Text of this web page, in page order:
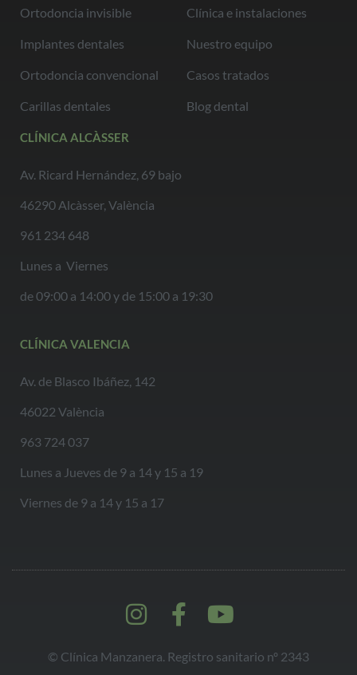
Ortodoncia invisible
Implantes dentales
Ortodoncia convencional
Carillas dentales
Clínica e instalaciones
Nuestro equipo
Casos tratados
Blog dental
CLÍNICA ALCÀSSER
Av. Ricard Hernández, 69 bajo
46290 Alcàsser, València
961 234 648
Lunes a Viernes
de 09:00 a 14:00 y de 15:00 a 19:30
CLÍNICA VALENCIA
Av. de Blasco Ibáñez, 142
46022 València
963 724 037
Lunes a Jueves de 9 a 14 y 15 a 19
Viernes de 9 a 14 y 15 a 17
© Clínica Manzanera. Registro sanitario nº 2343